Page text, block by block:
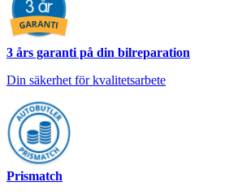
3 års garanti på din bilreparation
Din säkerhet för kvalitetsarbete
Prismatch